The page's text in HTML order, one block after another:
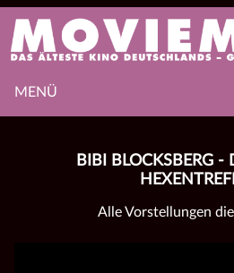
MENÜ
BIBI BLOCKSBERG -
Alle Vorstellungen